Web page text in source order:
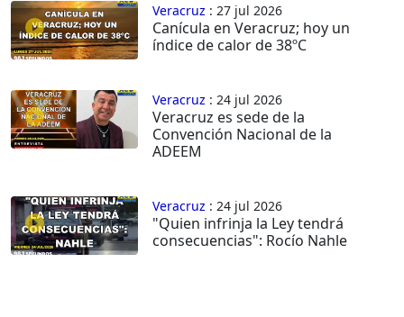
Veracruz : 27 jul 2026
Canícula en Veracruz; hoy un
índice de calor de 38ºC
Veracruz : 24 jul 2026
Veracruz es sede de la
Convención Nacional de la
ADEEM
Veracruz : 24 jul 2026
"Quien infrinja la Ley tendrá
consecuencias": Rocío Nahle